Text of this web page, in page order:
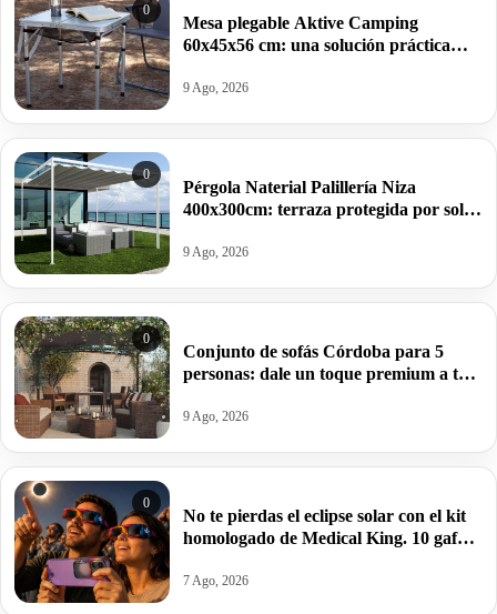
0
Mesa plegable Aktive Camping
60x45x56 cm: una solución práctica
aire libre por 18,64€.
9 Ago, 2026
0
Pérgola Naterial Palillería Niza
400x300cm: terraza protegida por solo
9 Ago, 2026
0
Conjunto de sofás Córdoba para 5
personas: dale un toque premium a tu
9 Ago, 2026
0
No te pierdas el eclipse solar con el kit
homologado de Medical King. 10 gafas
10,99€.
7 Ago, 2026